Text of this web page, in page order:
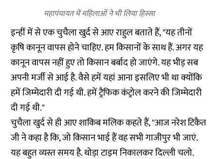
महापंचायत में महिलाओं ने भी लिया हिस्सा
इन्हीं में से एक चुचैला खुर्द से आए राहुल बताते हैं, "यह तीनों
कृषि कानून वापस होने चाहिए. हम किसानों के साथ हैं. अगर यह
कानून वापस नहीं हुए तो किसान बर्बाद हो जाएंगे. यह भीड़ सब
अपनी मर्जी से आई है. वैसे हमें यहां आना इसलिए भी था क्योंकि
हमें जिम्मेदारी दी गई थी. हमें ट्रैफिक कंट्रोल करने की जिम्मेदारी
दी गई थी."
चुचैला खुर्द से ही आए शाकिब मलिक कहते हैं, "आज नरेश टिकैत
जी ने कहा है कि, जो किसान भाई हैं वह सभी गाजीपुर भी जाएं.
यह बहुत व्यस्त समय है. थोड़ा टाइम निकालकर दिल्ली चलो.